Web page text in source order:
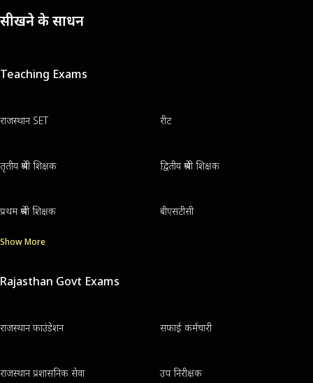
सीखने के साधन
Teaching Exams
राजस्थान SET रीट
तृतीय श्रेणी शिक्षक द्वितीय श्रेणी शिक्षक
प्रथम श्रेणी शिक्षक बीएसटीसी
Show More
Rajasthan Govt Exams
राजस्थान फाउंडेशन सफाई कर्मचारी
राजस्थान प्रशासनिक सेवा उप निरीक्षक